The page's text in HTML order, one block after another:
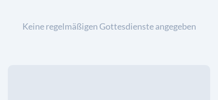
Keine regelmäßigen Gottesdienste angegeben